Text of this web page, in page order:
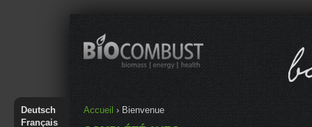
Vous êtes ici
Accueil › Bienvenue
Deutsch
Français